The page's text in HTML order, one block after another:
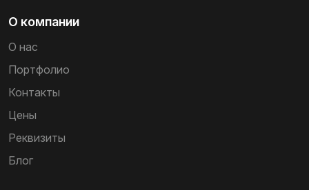
О компании
О нас
Портфолио
Контакты
Цены
Реквизиты
Блог